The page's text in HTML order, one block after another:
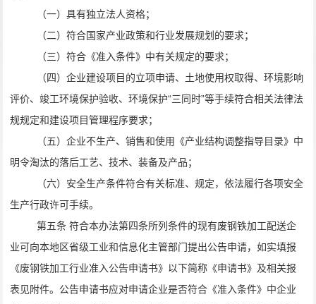
（一）具有独立法人资格；
（二）符合国家产业政策和行业发展规划的要求；
（三）符合《准入条件》中有关规定的要求；
（四）企业建设项目的立项申请、土地使用权取得、环境影响
评价、竣工环境保护验收、环境保护“三同时”等手续符合相关法律法
规规定和建设项目管理程序要求；
（五）企业不生产、销售和使用《产业结构调整指导目录》中
明令淘汰的落后工艺、技术、装备及产品；
（六）安全生产条件符合有关标准、规定，依法履行各项安全
生产行政许可手续。
第五条 符合本办法第四条所列条件的现有废钢铁加工配送企
业可向本地区省级工业和信息化主管部门提出公告申请，如实填报
《废钢铁加工行业准入公告申请书》以下简称《申请书》及相关报
表见附件。公告申请书应对申请企业是否符合《准入条件》中企业